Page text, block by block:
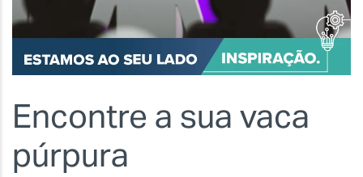
Encontre a sua vaca
púrpura